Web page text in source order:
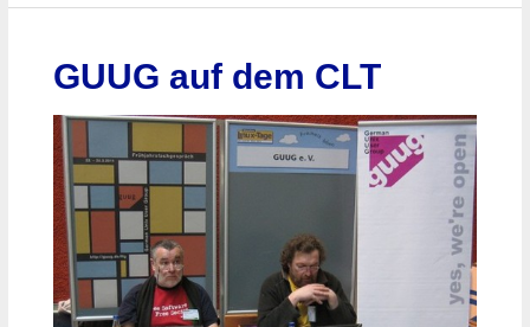
den
Linuxtagen
#clt2013
GUUG auf dem CLT